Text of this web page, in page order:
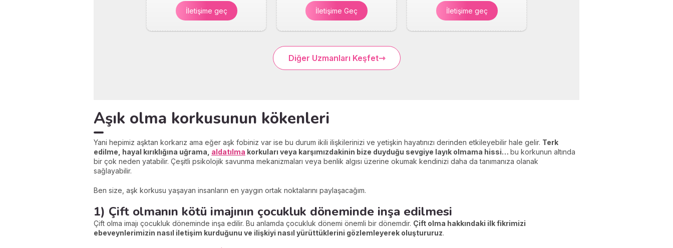
İletişime geç İletişime Geç İletişime geç
Diğer Uzmanları Keşfet
Aşık olma korkusunun kökenleri
Yani hepimiz aşktan korkarız ama eğer aşk fobiniz var ise bu durum ikili ilişkilerinizi ve yetişkin hayatınızı derinden etkileyebilir hale gelir. Terk
edilme, hayal kırıklığına uğrama, aldatılma korkuları veya karşımızdakinin bize duyduğu sevgiye layık olmama hissi… bu korkunun altında
bir çok neden yatabilir. Çeşitli psikolojik savunma mekanizmaları veya benlik algısı üzerine okumak kendinizi daha da tanımanıza olanak
sağlayabilir.
Ben size, aşk korkusu yaşayan insanların en yaygın ortak noktalarını paylaşacağım.
1) Çift olmanın kötü imajının çocukluk döneminde inşa edilmesi
Çift olma imajı çocukluk döneminde inşa edilir. Bu anlamda çocukluk dönemi önemli bir dönemdir. Çift olma hakkındaki ilk fikrimizi
ebeveynlerimizin nasıl iletişim kurduğunu ve ilişkiyi nasıl yürüttüklerini gözlemleyerek oluştururuz.